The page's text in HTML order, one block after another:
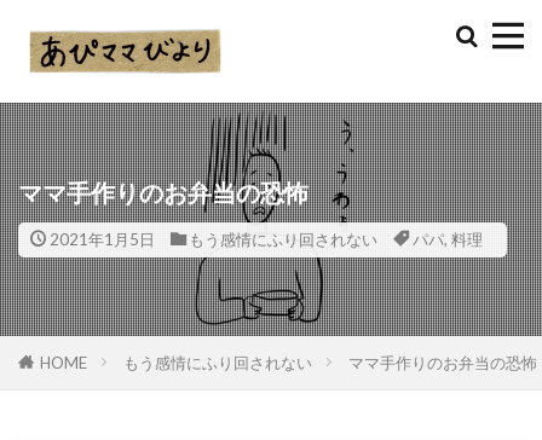
ママ手作りのお弁当の恐怖
2021年1月5日 もう感情にふり回されない パパ, 料理
HOME もう感情にふり回されない ママ手作りのお弁当の恐怖